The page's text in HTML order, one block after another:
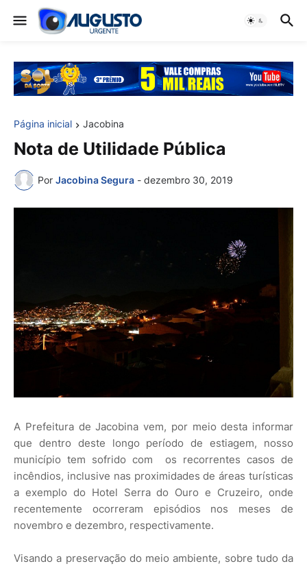
Página inicial Jacobina
Nota de Utilidade Pública
Por Jacobina Segura - dezembro 30, 2019
A Prefeitura de Jacobina vem, por meio desta informar
que dentro deste longo período de estiagem, nosso
município tem sofrido com os recorrentes casos de
incêndios, inclusive nas proximidades de áreas turísticas
a exemplo do Hotel Serra do Ouro e Cruzeiro, onde
recentemente ocorreram episódios nos meses de
novembro e dezembro, respectivamente.
Visando a preservação do meio ambiente, sobre tudo da